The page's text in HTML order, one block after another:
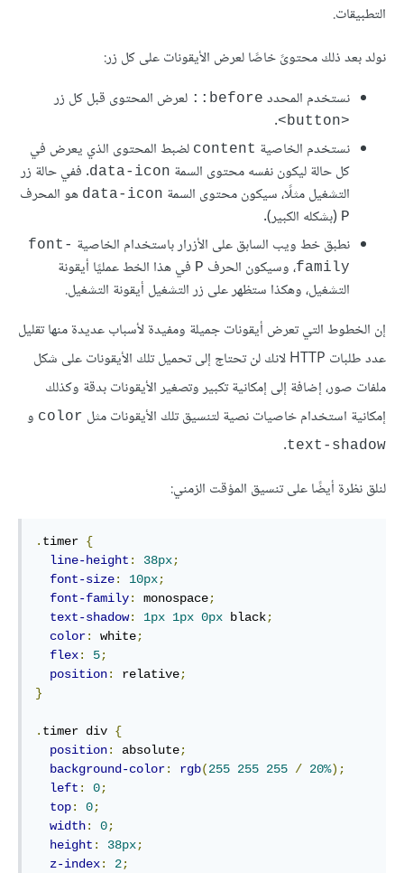
التطبيقات.
نولد بعد ذلك محتوىً خاصًا لعرض اﻷيقونات على كل زر:
نستخدم المحدد before:: لعرض المحتوى قبل كل زر
<button>
.
نستخدم الخاصية content لضبط المحتوى الذي يعرض في
كل حالة ليكون نفسه محتوى السمة data-icon. ففي حالة زر
التشغيل مثلًا، سيكون محتوى السمة data-icon هو المحرف
P (بشكله الكبير).
نطبق خط ويب السابق على اﻷزرار باستخدام الخاصية font-
family، وسيكون الحرف P في هذا الخط عمليًا أيقونة
التشغيل، وهكذا ستظهر على زر التشغيل أيقونة التشغيل.
إن الخطوط التي تعرض أيقونات جميلة ومفيدة ﻷسباب عديدة منها تقليل
عدد طلبات HTTP لانك لن تحتاج إلى تحميل تلك اﻷيقونات على شكل
ملفات صور، إضافة إلى إمكانية تكبير وتصغير اﻷيقونات بدقة وكذلك
إمكانية استخدام خاصيات نصية لتنسيق تلك اﻷيقونات مثل color و
text-shadow
.
لنلق نظرة أيضًا على تنسيق المؤقت الزمني:
. timer {
line-height : 38px;
font-size: 10px;
font-family: monospace;
text-shadow: 1px 1px 0px black;
color: white;
flex: 5;
position: relative;
}
. timer div {
position: absolute;
background-color: rgb(255 255 255 / 20%);
left : 0;
top: 0;
width: 0;
height : 38px;
z-index: 2;